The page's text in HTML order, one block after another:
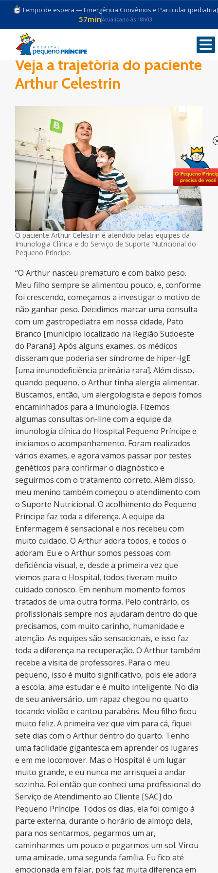
Tempo de espera — Emergência Convênios e Particular
57minAtualizado às 18h03
Veja a trajetória do paciente
Arthur Celestrin
O paciente Arthur Celestrin é atendido pelas equipes da
Imunologia Clínica e do Serviço de Suporte Nutricional do
Pequeno Príncipe.
“O Arthur nasceu prematuro e com baixo peso.
Meu filho sempre se alimentou pouco, e, conforme
foi crescendo, começamos a investigar o motivo de
não ganhar peso. Decidimos marcar uma consulta
com um gastropediatra em nossa cidade, Pato
Branco [município localizado na Região Sudoeste
do Paraná]. Após alguns exames, os médicos
disseram que poderia ser síndrome de hiper-IgE
[uma imunodeficiência primária rara]. Além disso,
quando pequeno, o Arthur tinha alergia alimentar.
Buscamos, então, um alergologista e depois fomos
encaminhados para a imunologia. Fizemos
algumas consultas on-line com a equipe da
imunologia clínica do Hospital Pequeno Príncipe e
iniciamos o acompanhamento. Foram realizados
vários exames, e agora vamos passar por testes
genéticos para confirmar o diagnóstico e
seguirmos com o tratamento correto. Além disso,
meu menino também começou o atendimento com
o Suporte Nutricional. O acolhimento do Pequeno
Príncipe faz toda a diferença. A equipe da
Enfermagem é sensacional e nos recebeu com
muito cuidado. O Arthur adora todos, e todos o
adoram. Eu e o Arthur somos pessoas com
deficiência visual, e, desde a primeira vez que
viemos para o Hospital, todos tiveram muito
cuidado conosco. Em nenhum momento fomos
tratados de uma outra forma. Pelo contrário, os
profissionais sempre nos ajudaram dentro do que
precisamos, com muito carinho, humanidade e
atenção. As equipes são sensacionais, e isso faz
toda a diferença na recuperação. O Arthur também
recebe a visita de professores. Para o meu
pequeno, isso é muito significativo, pois ele adora
a escola, ama estudar e é muito inteligente. No dia
de seu aniversário, um rapaz chegou no quarto
tocando violão e cantou parabéns. Meu filho ficou
muito feliz. A primeira vez que vim para cá, fiquei
sete dias com o Arthur dentro do quarto. Tenho
uma facilidade gigantesca em aprender os lugares
e em me locomover. Mas o Hospital é um lugar
muito grande, e eu nunca me arrisquei a andar
sozinha. Foi então que conheci uma profissional do
Serviço de Atendimento ao Cliente [SAC] do
Pequeno Príncipe. Todos os dias, ela foi comigo à
parte externa, durante o horário de almoço dela,
para nos sentarmos, pegarmos um ar,
caminharmos um pouco e pegarmos um sol. Virou
uma amizade, uma segunda família. Eu fico até
emocionada em falar, pois faz muita diferença em